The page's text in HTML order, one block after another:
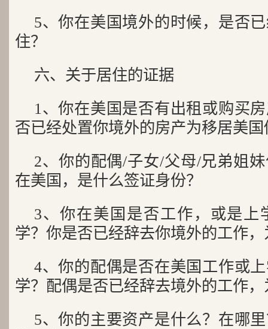
5、你在美国境外的时候，是否
住？
六、关于居住的证据
1、你在美国是否有出租或购买
否已经处置你境外的房产为移居美
2、你的配偶/子女/父母/兄弟姐
在美国，是什么签证身份？
3、你在美国是否工作，或是上
学？你是否已经辞去你境外的工作
4、你的配偶是否在美国工作或
学？配偶是否已经辞去境外的工作
5、你的主要资产是什么？在哪